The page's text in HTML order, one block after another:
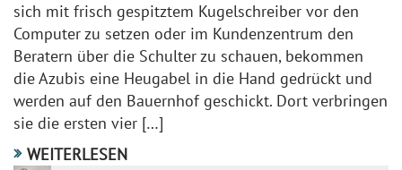
sich mit frisch gespitztem Kugelschreiber vor den
Computer zu setzen oder im Kundenzentrum den
Beratern über die Schulter zu schauen, bekommen
die Azubis eine Heugabel in die Hand gedrückt und
werden auf den Bauernhof geschickt. Dort verbringen
sie die ersten vier […]
WEITERLESEN